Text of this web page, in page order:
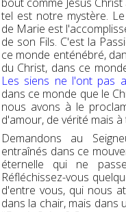
tel est notre mystère.
de Marie est
de son Fils. C'est la
ce monde enténébré,
du Christ, dans ce
Les siens ne l'ont pas
dans ce monde que le
nous avons à le
d'amour, de vérité mais
Demandons au
entraînés dans ce
éternelle qui ne
Réfléchissez-vous
d'entre vous, qui nous
dans la chair, mais dans